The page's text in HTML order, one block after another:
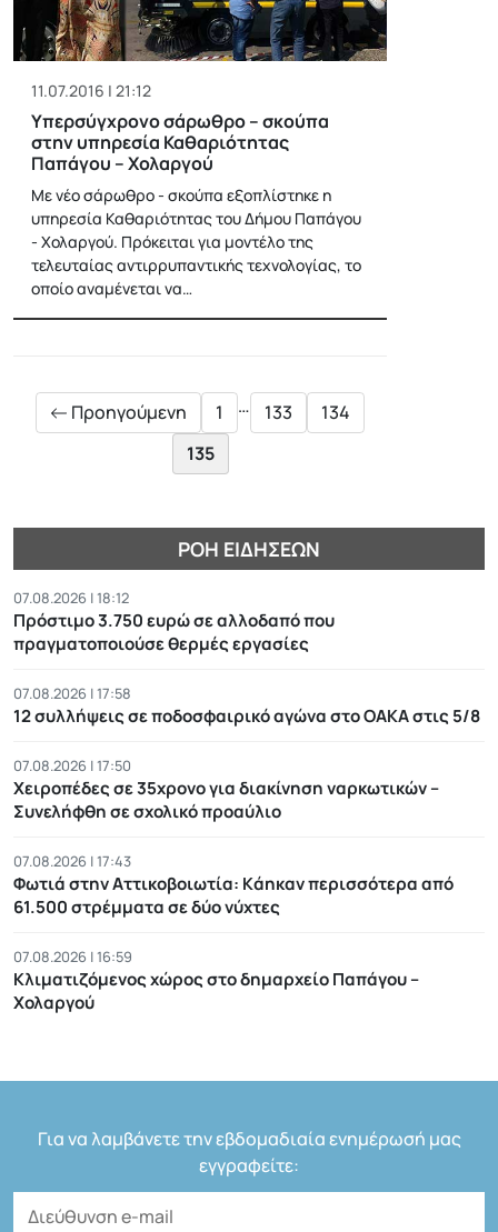
11.07.2016 | 21:12
Υπερσύγχρονο σάρωθρο – σκούπα
στην υπηρεσία Καθαριότητας
Παπάγου – Χολαργού
Με νέο σάρωθρο - σκούπα εξοπλίστηκε η
υπηρεσία Καθαριότητας του Δήμου Παπάγου
- Χολαργού. Πρόκειται για μοντέλο της
τελευταίας αντιρρυπαντικής τεχνολογίας, το
οποίο αναμένεται να…
Προηγούμενη 1 … 133
134
135
ΡΟΉ ΕΙΔΉΣΕΩΝ
07.08.2026 | 18:12
Πρόστιμο 3.750 ευρώ σε αλλοδαπό που
πραγματοποιούσε θερμές εργασίες
07.08.2026 | 17:58
12 συλλήψεις σε ποδοσφαιρικό αγώνα στο ΟΑΚΑ στις 5/8
07.08.2026 | 17:50
Χειροπέδες σε 35χρονο για διακίνηση ναρκωτικών –
Συνελήφθη σε σχολικό προαύλιο
07.08.2026 | 17:43
Φωτιά στην Αττικοβοιωτία: Kάηκαν περισσότερα από
61.500 στρέμματα σε δύο νύχτες
07.08.2026 | 16:59
Κλιματιζόμενος χώρος στο δημαρχείο Παπάγου –
Χολαργού
Για να λαμβάνετε την εβδομαδιαία ενημέρωσή μας
εγγραφείτε: